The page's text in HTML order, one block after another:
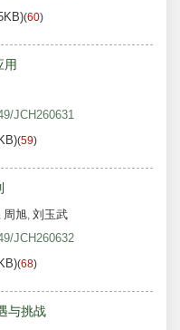
(60)
用
JCH260631
(59)
, 周旭, 刘玉武
JCH260632
(68)
与挑战